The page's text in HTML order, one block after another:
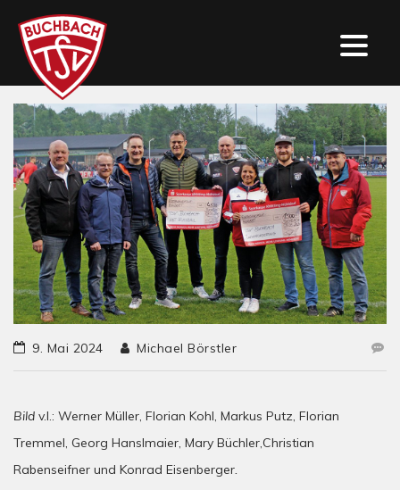
9. Mai 2024 Michael Börstler
Bild v.l.: Werner Müller, Florian Kohl, Markus Putz, Florian
Tremmel, Georg Hanslmaier, Mary Büchler,Christian
Rabenseifner und Konrad Eisenberger.